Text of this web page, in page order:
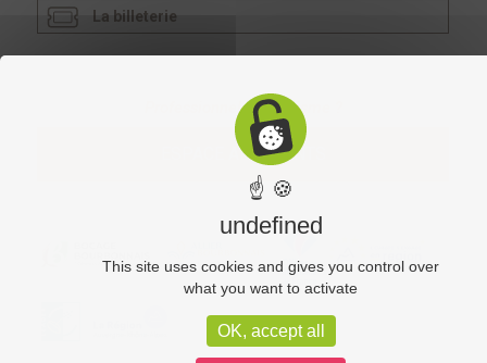
La billeterie
Professionnel du tourisme ?
ESPACE ADHÉRENTS
☝ 🍪
undefined
This site uses cookies and gives you control over
what you want to activate
OK, accept all